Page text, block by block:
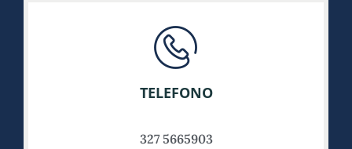
TELEFONO
327 5665903